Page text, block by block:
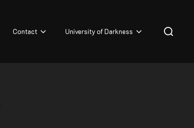
Contact University of Darkness
Search
for: